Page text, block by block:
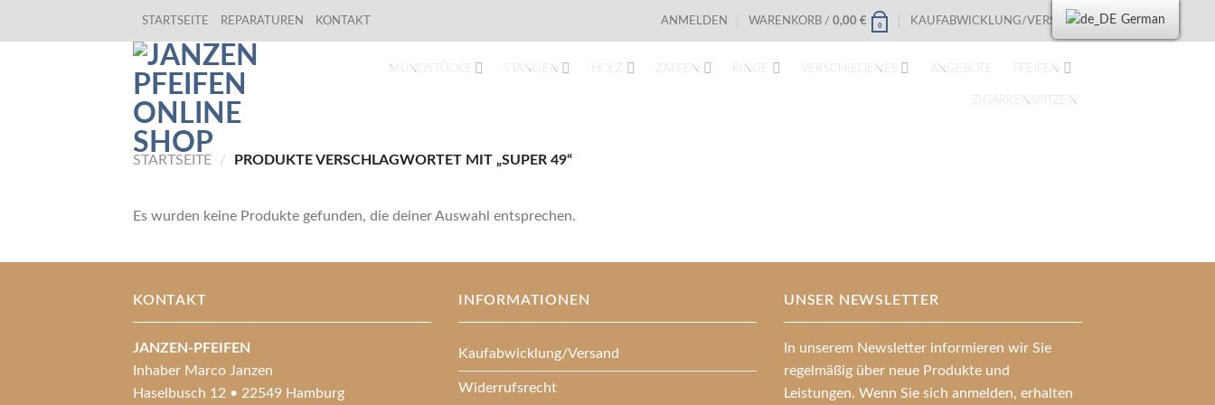
STARTSEITE REPARATUREN KONTAKT ANMELDEN WARENKORB / 0,00 € 0 KAUFABWICKLUNG/VERSAND
MUNDSTÜCKE STANGEN HOLZ ZAPFEN RINGE VERSCHIEDENES ANGEBOTE PFEIFEN
ZIGARRENSPITZEN
STARTSEITE / PRODUKTE VERSCHLAGWORTET MIT „SUPER 49“
Es wurden keine Produkte gefunden, die deiner Auswahl entsprechen.
KONTAKT
JANZEN-PFEIFEN
Inhaber Marco Janzen
Haselbusch 12 • 22549 Hamburg
INFORMATIONEN
Kaufabwicklung/Versand
Widerrufsrecht
UNSER NEWSLETTER
In unserem Newsletter informieren wir Sie
regelmäßig über neue Produkte und
Leistungen. Wenn Sie sich anmelden, erhalten
German